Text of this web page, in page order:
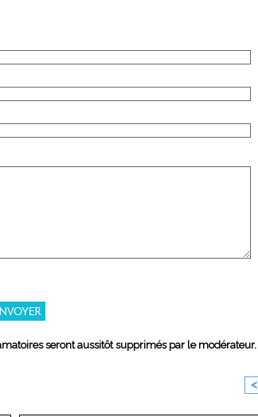
seront aussitôt supprimés par le modérateur.
<